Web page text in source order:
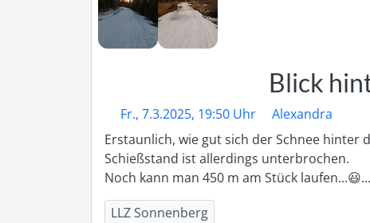
Blick
Fr., 7.3.2025, 19:50 Uhr
Alexandra
Erstaunlich, wie gut sich der Schnee hinter
Schießstand ist allerdings unterbrochen.
Noch kann man 450 m am Stück
LLZ Sonnenberg